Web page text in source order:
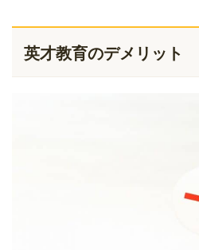
英才教育のデメリット